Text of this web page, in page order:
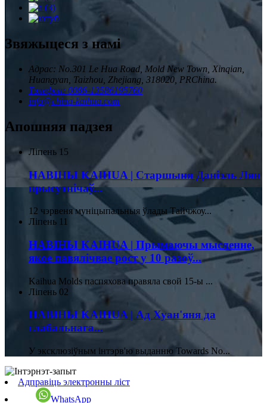
Звяжыцеся з намі
Адрас: No.301 Le Hua Road, Mold New Town, Xinqian,
Huangyan, Taizhou, Zhejiang, 318020, PRChina.
Тэлефон: 0086-13586195760
info@china-kaihua.com
Апошняя падзея
Ліпень 15
НАВІНЫ KAIHUA | Старшыня Даніэль Лян
прысутнічаў...
12 чэрвеня муніцыпальныя ўлады Тайчжоу...
Ліпень 11
НАВІНЫ KAIHUA | Прымаючы мысленне,
якое павялічвае рост у 10 разоў...
Kaihua Molds паспяхова правяла свой 15-ы ...
Ліпень 02
НАВІНЫ KAIHUA | Ад Хуан'яня да
глабальнага...
У эксклюзіўным інтэрв'ю выданню Towards No...
Адправіць электронны ліст
WhatsApp